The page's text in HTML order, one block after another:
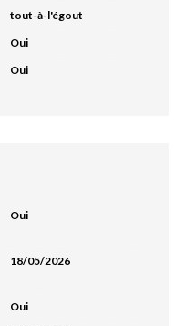
tout-à-l'égout
Oui
Oui
Oui
18/05/2026
Oui